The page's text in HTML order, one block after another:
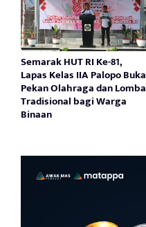
Semarak HUT RI Ke-81,
Lapas Kelas IIA Palopo Buka
Pekan Olahraga dan Lomba
Tradisional bagi Warga
Binaan